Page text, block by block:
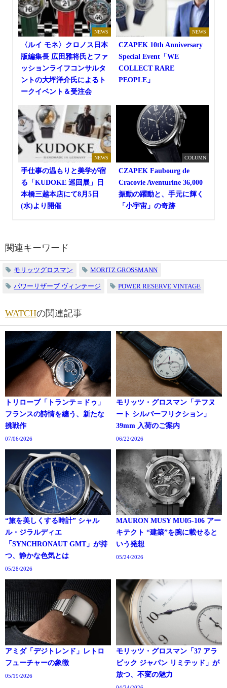
NEWS
〈ルイ モネ〉クロノス日本
版編集長 広田雅将氏とファ
ッションライフコンサルタ
ントの大坪洋介氏によるト
ークイベント＆受注会
NEWS
CZAPEK 10th Anniversary
Special Event「WE
COLLECT RARE
PEOPLE」
NEWS
手仕事の温もりと美学が宿
る「KUDOKE 巡回展」日
本橋三越本店にて8月5日
(水)より開催
COLUMN
CZAPEK Faubourg de
Cracovie Aventurine 36,000
振動の躍動と、手元に輝く
「小宇宙」の奇跡
関連キーワード
モリッツグロスマン MORITZ GROSSMANN
パワーリザーブ ヴィンテージ POWER RESERVE VINTAGE
WATCHの関連記事
トリローブ「トランテ＝ドゥ」
フランスの詩情を纏う、新たな
挑戦作
07/06/2026
モリッツ・グロスマン「テフヌ
ート シルバーフリクション」
39mm 入荷のご案内
06/22/2026
“旅を美しくする時計” シャル
ル・ジラルディエ
「SYNCHRONAUT GMT」が持
つ、静かな色気とは
05/28/2026
MAURON MUSY MU05-106 アー
キテクト “建築”を腕に載せると
いう発想
05/24/2026
アミダ「デジトレンド」レトロ
フューチャーの象徴
05/19/2026
モリッツ・グロスマン「37 アラ
ビック ジャパン リミテッド」が
放つ、不変の魅力